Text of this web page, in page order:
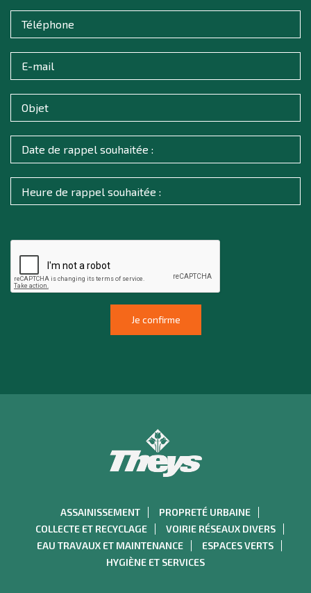
ASSAINISSEMENT
PROPRETÉ URBAINE
COLLECTE ET RECYCLAGE
VOIRIE RÉSEAUX DIVERS
EAU TRAVAUX ET MAINTENANCE
ESPACES VERTS
HYGIÈNE ET SERVICES